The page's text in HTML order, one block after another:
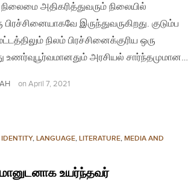
அதிகரித்துவரும் நிலையில்
இருந்துவருகிறது. குடும்ப
நிலம் பிரச்சினைக்குரிய ஒரு
அரசியல் சார்ந்தமுமான…
on April 7, 2021
IDENTITY, LANGUAGE, LITERATURE, MEDIA AND
உயர்ந்தவர்